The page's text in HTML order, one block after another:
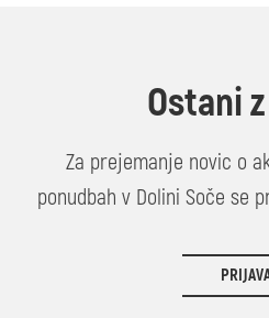
Ostani
Za prejemanje novic o
ponudbah v Dolini Soče se